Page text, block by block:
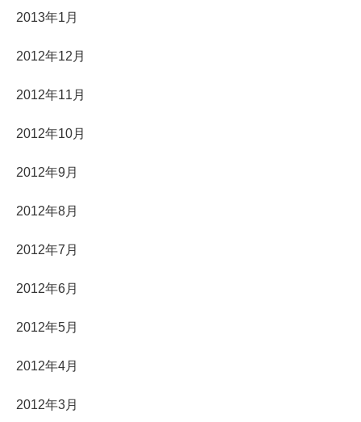
2013年1月
2012年12月
2012年11月
2012年10月
2012年9月
2012年8月
2012年7月
2012年6月
2012年5月
2012年4月
2012年3月